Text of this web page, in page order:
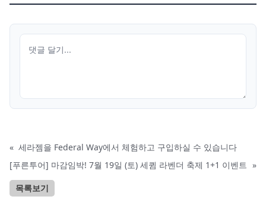
« 세라젬을 Federal Way에서 체험하고 구입하실 수 있습니다
[푸른투어] 마감임박! 7월 19일 (토) 세큄 라벤더 축제 1+1 이벤트 »
목록보기